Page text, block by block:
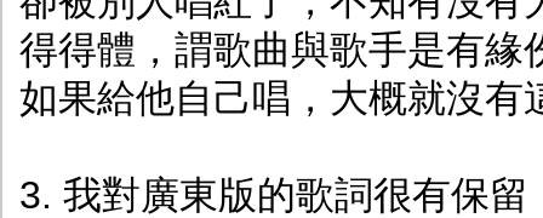
得得體，謂歌曲與歌手是有
如果給他自己唱，大概就沒有
3. 我對廣東版的歌詞很有保留